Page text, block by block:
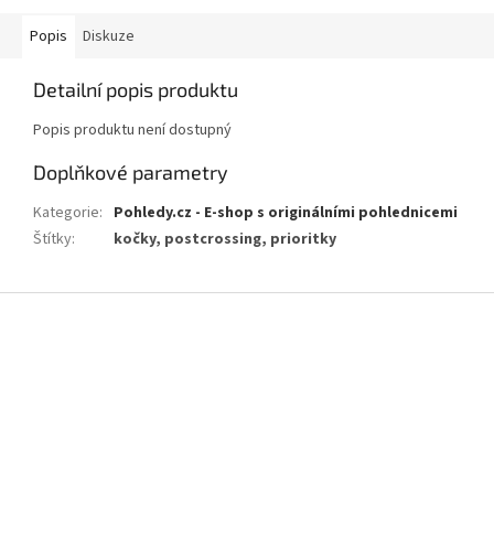
Popis Diskuze
Detailní popis produktu
Popis produktu není dostupný
Doplňkové parametry
Kategorie: Pohledy.cz - E-shop s originálními pohlednicemi
Štítky: kočky, postcrossing, prioritky